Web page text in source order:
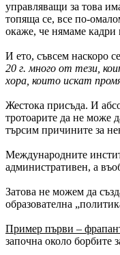
управляващи за това
топяща се, все по-
окаже, че нямаме кадри
И ето, съвсем наскоро
20 г. много от тези,
хора, които искат
Жестока присъда. И
тротоарите да не може
търсим причините за
Международните
административен, а
Затова не можем да
образователна
Пример първи –
започна около борбите